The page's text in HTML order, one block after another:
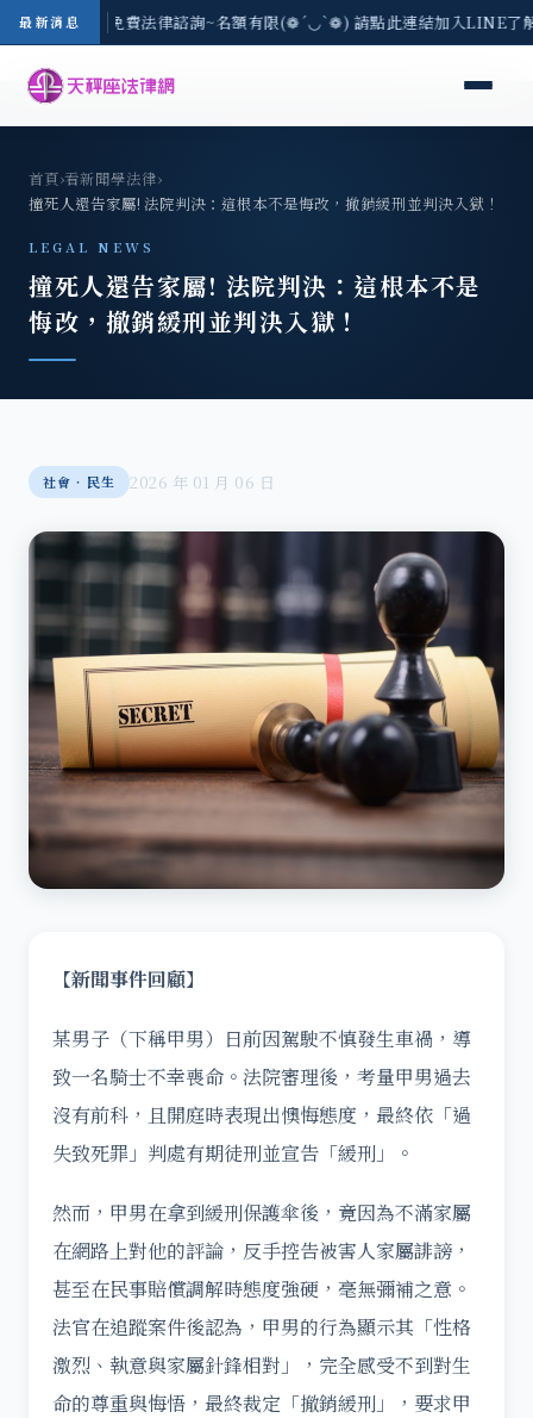
最新消息
3(一) 現場免費法律諮詢~名額有限(❁´◡`❁) 請點此連結加入LINE了
首頁›看新聞學法律›
撞死人還告家屬! 法院判決：這根本不是悔改，撤銷緩刑並判決入獄！
LEGAL NEWS
撞死人還告家屬! 法院判決：這根本不是
悔改，撤銷緩刑並判決入獄！
社會‧民生 2026 年 01 月 06 日
【新聞事件回顧】
某男子（下稱甲男）日前因駕駛不慎發生車禍，導
致一名騎士不幸喪命。法院審理後，考量甲男過去
沒有前科，且開庭時表現出懊悔態度，最終依「過
失致死罪」判處有期徒刑並宣告「緩刑」。
然而，甲男在拿到緩刑保護傘後，竟因為不滿家屬
在網路上對他的評論，反手控告被害人家屬誹謗，
甚至在民事賠償調解時態度強硬，毫無彌補之意。
法官在追蹤案件後認為，甲男的行為顯示其「性格
激烈、執意與家屬針鋒相對」，完全感受不到對生
命的尊重與悔悟，最終裁定「撤銷緩刑」，要求甲